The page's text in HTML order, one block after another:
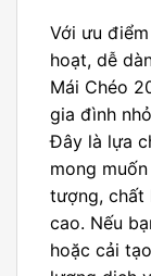
Với ưu
hoạt, dễ
Mái Chéo
gia đình
Đây là lựa
mong
tượng, chất
cao. Nếu
hoặc cải